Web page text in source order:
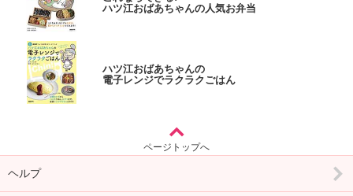
ハツ江おばあちゃんの人気お弁当
ハツ江おばあちゃんの
電子レンジでラクラクごはん
ページトップへ
ヘルプ